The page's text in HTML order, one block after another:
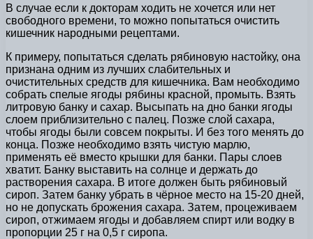
В случае если к докторам ходить не хочется или нет
свободного времени, то можно попытаться очистить
кишечник народными рецептами.
К примеру, попытаться сделать рябиновую настойку, она
признана одним из лучших слабительных и
очистительных средств для кишечника. Вам необходимо
собрать спелые ягоды рябины красной, промыть. Взять
литровую банку и сахар. Высыпать на дно банки ягоды
слоем приблизительно с палец. Позже слой сахара,
чтобы ягоды были совсем покрыты. И без того менять до
конца. Позже необходимо взять чистую марлю,
применять её вместо крышки для банки. Пары слоев
хватит. Банку выставить на солнце и держать до
растворения сахара. В итоге должен быть рябиновый
сироп. Затем банку убрать в чёрное место на 15-20 дней,
но не допускать брожения сахара. Затем, процеживаем
сироп, отжимаем ягоды и добавляем спирт или водку в
пропорции 25 г на 0,5 г сиропа.